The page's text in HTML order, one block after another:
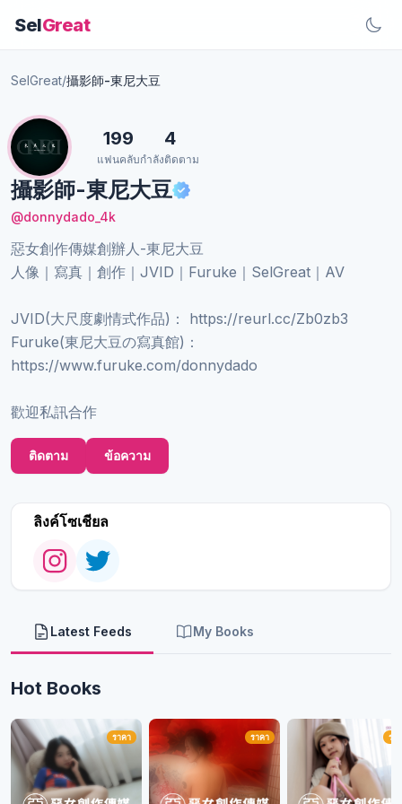
SelGreat
SelGreat/攝影師-東尼大豆
攝影師-東尼大豆
@donnydado_4k
惡女創作傳媒創辦人-東尼大豆
人像｜寫真｜創作｜JVID｜Furuke｜SelGreat｜AV
JVID(大尺度劇情式作品)： https://reurl.cc/Zb0zb3
Furuke(東尼大豆の寫真館)：
https://www.furuke.com/donnydado
歡迎私訊合作
199
แฟนคลับ
4
กำลังติดตาม
ติดตาม ข้อความ
ลิงค์โซเชียล
Latest Feeds My Books
Hot Books
ราคา ราคา รา